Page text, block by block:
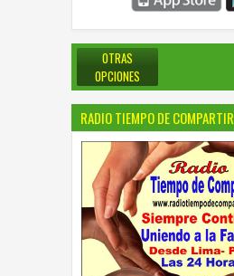
OTRAS
OPCIONES
RADIO TIEMPO DE COMPARTIR